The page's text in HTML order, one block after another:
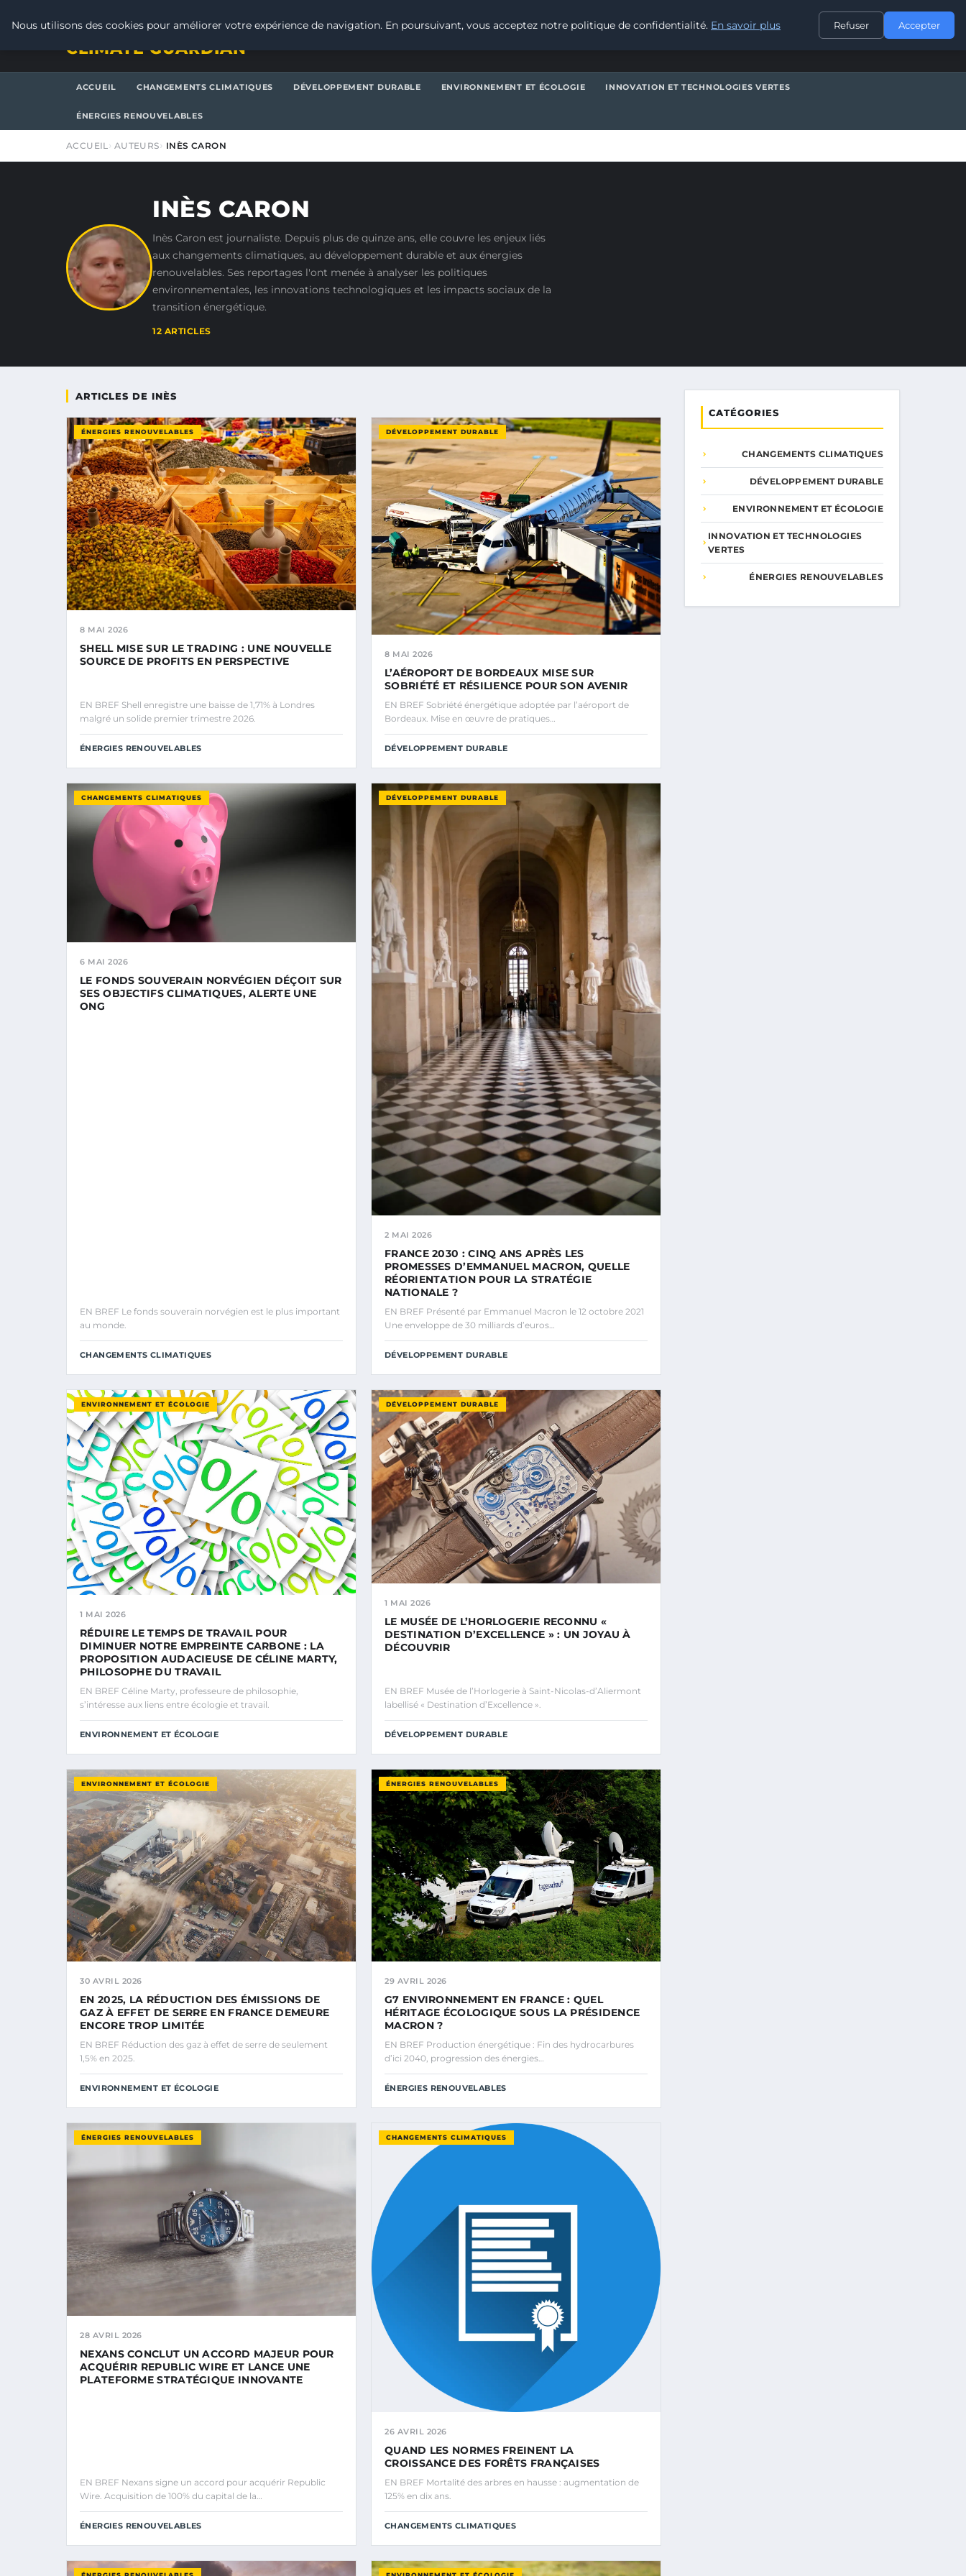
CONTACT
CLIMATE GUARDIAN
ACCUEIL CHANGEMENTS CLIMATIQUES DÉVELOPPEMENT DURABLE ENVIRONNEMENT ET ÉCOLOGIE INNOVATION ET TECHNOLOGIES VERTES
ÉNERGIES RENOUVELABLES
ACCUEIL AUTEURS INÈS CARON
INÈS CARON
Inès Caron est journaliste. Depuis plus de quinze ans, elle couvre les enjeux liés
aux changements climatiques, au développement durable et aux énergies
renouvelables. Ses reportages l'ont menée à analyser les politiques
environnementales, les innovations technologiques et les impacts sociaux de la
transition énergétique.
12 ARTICLES
ARTICLES DE INÈS
ÉNERGIES RENOUVELABLES
8 MAI 2026
SHELL MISE SUR LE TRADING : UNE NOUVELLE
SOURCE DE PROFITS EN PERSPECTIVE
EN BREF Shell enregistre une baisse de 1,71% à Londres
malgré un solide premier trimestre 2026.
ÉNERGIES RENOUVELABLES
DÉVELOPPEMENT DURABLE
8 MAI 2026
L’AÉROPORT DE BORDEAUX MISE SUR
SOBRIÉTÉ ET RÉSILIENCE POUR SON AVENIR
EN BREF Sobriété énergétique adoptée par l’aéroport de
Bordeaux. Mise en œuvre de pratiques…
DÉVELOPPEMENT DURABLE
CHANGEMENTS CLIMATIQUES
6 MAI 2026
LE FONDS SOUVERAIN NORVÉGIEN DÉÇOIT SUR
SES OBJECTIFS CLIMATIQUES, ALERTE UNE
ONG
EN BREF Le fonds souverain norvégien est le plus important
au monde.
CHANGEMENTS CLIMATIQUES
DÉVELOPPEMENT DURABLE
2 MAI 2026
FRANCE 2030 : CINQ ANS APRÈS LES
PROMESSES D’EMMANUEL MACRON, QUELLE
RÉORIENTATION POUR LA STRATÉGIE
NATIONALE ?
EN BREF Présenté par Emmanuel Macron le 12 octobre 2021
Une enveloppe de 30 milliards d’euros…
DÉVELOPPEMENT DURABLE
ENVIRONNEMENT ET ÉCOLOGIE
1 MAI 2026
RÉDUIRE LE TEMPS DE TRAVAIL POUR
DIMINUER NOTRE EMPREINTE CARBONE : LA
PROPOSITION AUDACIEUSE DE CÉLINE MARTY,
PHILOSOPHE DU TRAVAIL
EN BREF Céline Marty, professeure de philosophie,
s’intéresse aux liens entre écologie et travail.
ENVIRONNEMENT ET ÉCOLOGIE
DÉVELOPPEMENT DURABLE
1 MAI 2026
LE MUSÉE DE L’HORLOGERIE RECONNU «
DESTINATION D’EXCELLENCE » : UN JOYAU À
DÉCOUVRIR
EN BREF Musée de l’Horlogerie à Saint-Nicolas-d’Aliermont
labellisé « Destination d’Excellence ».
DÉVELOPPEMENT DURABLE
ENVIRONNEMENT ET ÉCOLOGIE
30 AVRIL 2026
EN 2025, LA RÉDUCTION DES ÉMISSIONS DE
GAZ À EFFET DE SERRE EN FRANCE DEMEURE
ENCORE TROP LIMITÉE
EN BREF Réduction des gaz à effet de serre de seulement
1,5% en 2025.
ENVIRONNEMENT ET ÉCOLOGIE
ÉNERGIES RENOUVELABLES
29 AVRIL 2026
G7 ENVIRONNEMENT EN FRANCE : QUEL
HÉRITAGE ÉCOLOGIQUE SOUS LA PRÉSIDENCE
MACRON ?
EN BREF Production énergétique : Fin des hydrocarbures
d’ici 2040, progression des énergies…
ÉNERGIES RENOUVELABLES
ÉNERGIES RENOUVELABLES
28 AVRIL 2026
NEXANS CONCLUT UN ACCORD MAJEUR POUR
ACQUÉRIR REPUBLIC WIRE ET LANCE UNE
PLATEFORME STRATÉGIQUE INNOVANTE
EN BREF Nexans signe un accord pour acquérir Republic
Wire. Acquisition de 100% du capital de la…
ÉNERGIES RENOUVELABLES
CHANGEMENTS CLIMATIQUES
26 AVRIL 2026
QUAND LES NORMES FREINENT LA
CROISSANCE DES FORÊTS FRANÇAISES
EN BREF Mortalité des arbres en hausse : augmentation de
125% en dix ans.
CHANGEMENTS CLIMATIQUES
CATÉGORIES
CHANGEMENTS CLIMATIQUES
DÉVELOPPEMENT DURABLE
ENVIRONNEMENT ET ÉCOLOGIE
INNOVATION ET TECHNOLOGIES
VERTES
ÉNERGIES RENOUVELABLES
Nous utilisons des cookies pour améliorer votre expérience de navigation. En poursuivant, vous acceptez notre politique de confidentialité. En savoir plus Refuser Accepter